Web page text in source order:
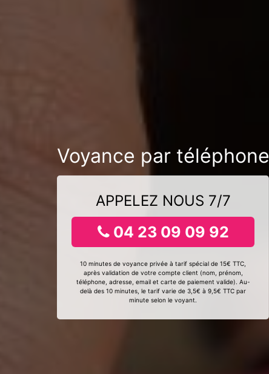
Voyance par téléphone
APPELEZ NOUS 7/7
04 23 09 09 92
10 minutes de voyance privée à tarif spécial de 15€ TTC,
après validation de votre compte client (nom, prénom,
téléphone, adresse, email et carte de paiement valide). Au-
delà des 10 minutes, le tarif varie de 3,5€ à 9,5€ TTC par
minute selon le voyant.